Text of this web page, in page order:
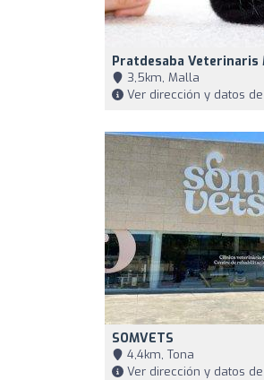
Pratdesaba Veterinaris
3,5km, Malla
Ver dirección y datos
SOMVETS
4,4km, Tona
Ver dirección y datos